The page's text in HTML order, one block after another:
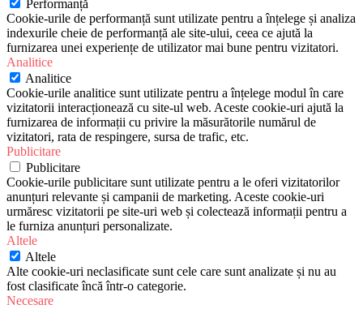
Performanță
Cookie-urile de performanță sunt utilizate pentru a înțelege și analiza
indexurile cheie de performanță ale site-ului, ceea ce ajută la
furnizarea unei experiențe de utilizator mai bune pentru vizitatori.
Analitice
Analitice
Cookie-urile analitice sunt utilizate pentru a înțelege modul în care
vizitatorii interacționează cu site-ul web. Aceste cookie-uri ajută la
furnizarea de informații cu privire la măsurătorile numărul de
vizitatori, rata de respingere, sursa de trafic, etc.
Publicitare
Publicitare
Cookie-urile publicitare sunt utilizate pentru a le oferi vizitatorilor
anunțuri relevante și campanii de marketing. Aceste cookie-uri
urmăresc vizitatorii pe site-uri web și colectează informații pentru a
le furniza anunțuri personalizate.
Altele
Altele
Alte cookie-uri neclasificate sunt cele care sunt analizate și nu au
fost clasificate încă într-o categorie.
Necesare